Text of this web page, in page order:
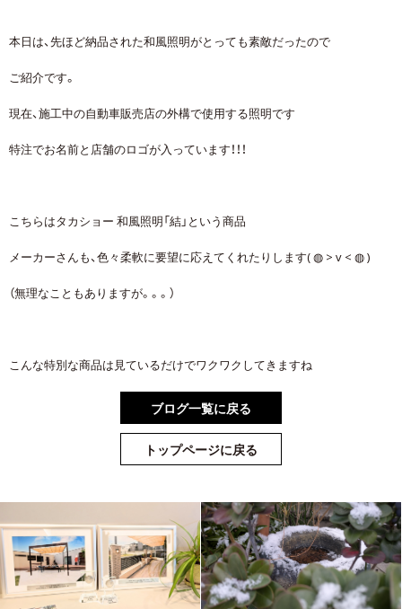
本日は、先ほど納品された和風照明がとっても素敵だったので
ご紹介です。
現在、施工中の自動車販売店の外構で使用する照明です
特注でお名前と店舗のロゴが入っています！！！
こちらはタカショー 和風照明「結」という商品
メーカーさんも、色々柔軟に要望に応えてくれたりします( ◍ > v < ◍ )
（無理なこともありますが。。。）
こんな特別な商品は見ているだけでワクワクしてきますね
ブログ一覧に戻る
トップページに戻る